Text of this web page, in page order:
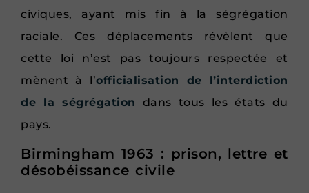
civiques, ayant mis fin à la ségrégation
raciale. Ces déplacements révèlent que
cette loi n’est pas toujours respectée et
mènent à l’officialisation de l’interdiction
de la ségrégation dans tous les états du
pays.
Birmingham 1963 : prison, lettre et
désobéissance civile